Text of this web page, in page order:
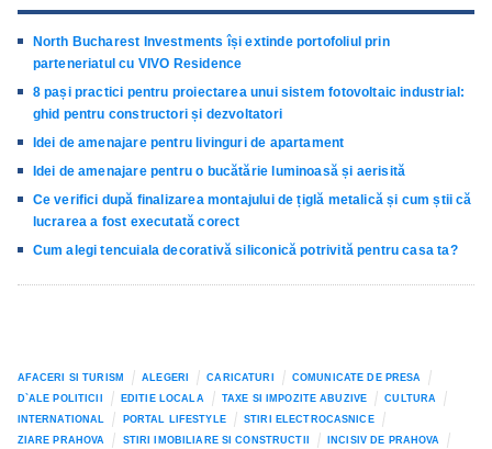
North Bucharest Investments își extinde portofoliul prin
parteneriatul cu VIVO Residence
8 pași practici pentru proiectarea unui sistem fotovoltaic industrial:
ghid pentru constructori și dezvoltatori
Idei de amenajare pentru livinguri de apartament
Idei de amenajare pentru o bucătărie luminoasă și aerisită
Ce verifici după finalizarea montajului de țiglă metalică și cum știi că
lucrarea a fost executată corect
Cum alegi tencuiala decorativă siliconică potrivită pentru casa ta?
AFACERI SI TURISM ALEGERI CARICATURI
COMUNICATE DE PRESA
D`ALE POLITICII
EDITIE LOCALA TAXE SI IMPOZITE ABUZIVE
CULTURA
INTERNATIONAL
PORTAL LIFESTYLE
STIRI ELECTROCASNICE
ZIARE PRAHOVA
STIRI IMOBILIARE SI CONSTRUCTII INCISIV DE PRAHOVA